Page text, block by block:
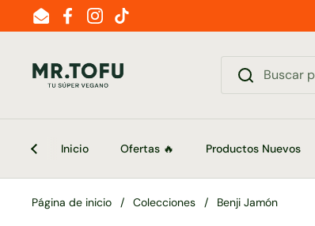
Ir al contenido
EmailFacebook
Instagram
TikTok
Inicio Ofertas 🔥 Productos Nuevos
Página de inicio / Colecciones / Benji Jamón